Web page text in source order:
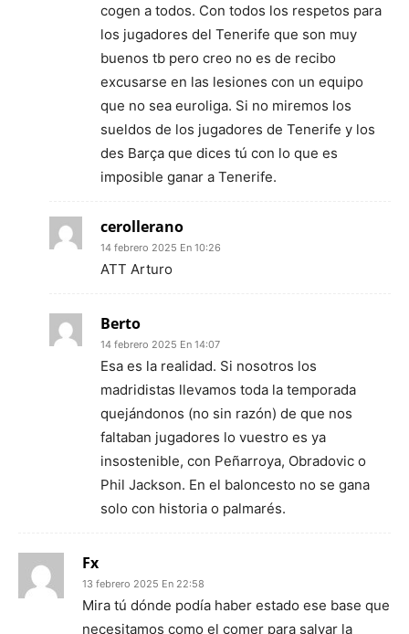
cogen a todos. Con todos los respetos para
los jugadores del Tenerife que son muy
buenos tb pero creo no es de recibo
excusarse en las lesiones con un equipo
que no sea euroliga. Si no miremos los
sueldos de los jugadores de Tenerife y los
des Barça que dices tú con lo que es
imposible ganar a Tenerife.
cerollerano
14 febrero 2025 En 10:26
ATT Arturo
Berto
14 febrero 2025 En 14:07
Esa es la realidad. Si nosotros los
madridistas llevamos toda la temporada
quejándonos (no sin razón) de que nos
faltaban jugadores lo vuestro es ya
insostenible, con Peñarroya, Obradovic o
Phil Jackson. En el baloncesto no se gana
solo con historia o palmarés.
Fx
13 febrero 2025 En 22:58
Mira tú dónde podía haber estado ese base que
necesitamos como el comer para salvar la